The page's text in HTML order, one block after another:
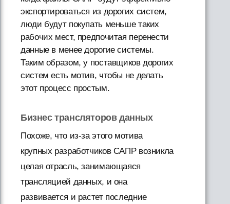
экспортироваться из дорогих систем,
люди будут покупать меньше таких
рабочих мест, предпочитая перенести
данные в менее дорогие системы.
Таким образом, у поставщиков дорогих
систем есть мотив, чтобы не делать
этот процесс простым.
Бизнес трансляторов данных
Похоже, что из-за этого мотива
крупных разработчиков САПР возникла
целая отрасль, занимающаяся
трансляцией данных, и она
развивается и растет последние